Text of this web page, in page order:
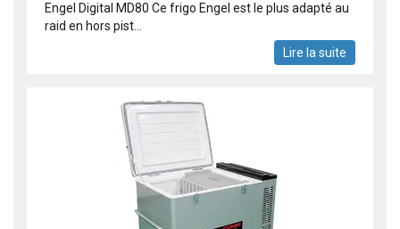
Engel Digital MD80 Ce frigo Engel est le plus adapté au
raid en hors pist...
Lire la suite